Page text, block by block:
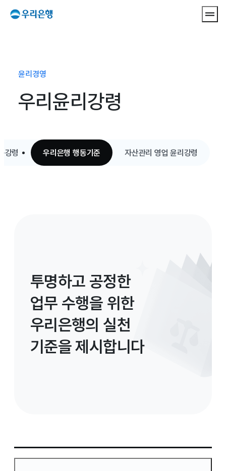
메뉴
윤리경영
우리윤리강령
강령 우리은행 행동기준 자산관리 영업 윤리강령
투명하고 공정한
업무 수행을 위한
우리은행의 실천
기준을 제시합니다